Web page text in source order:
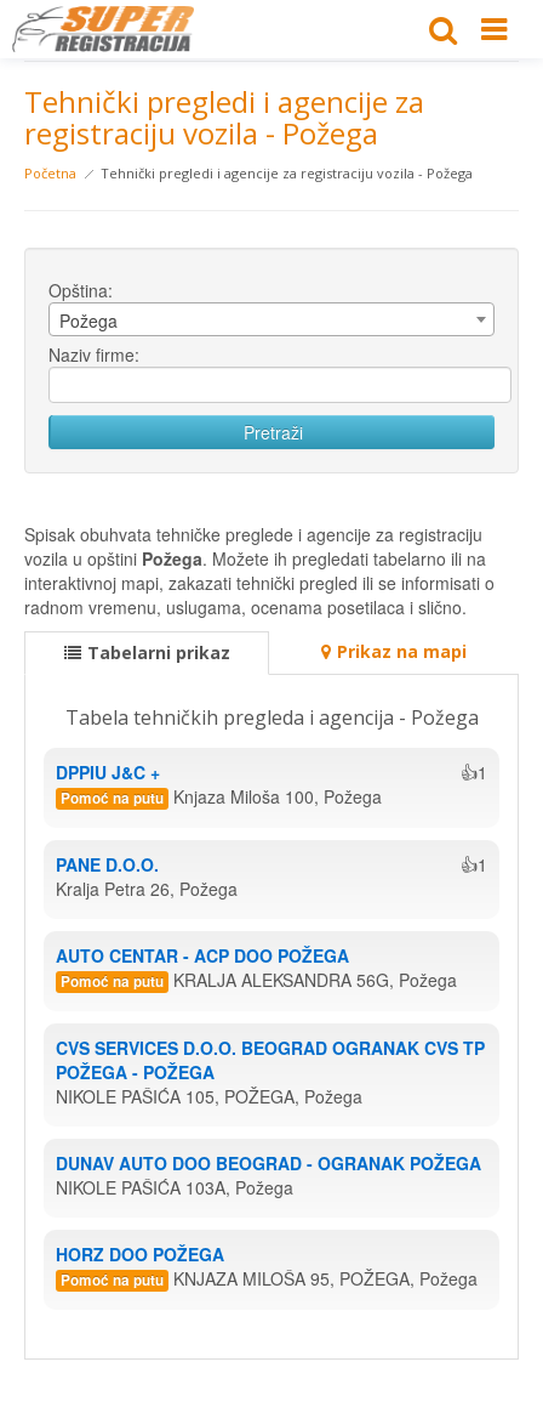
Tehnički pregledi i agencije za
registraciju vozila - Požega
Početna Tehnički pregledi i agencije za registraciju vozila - Požega
Opština:
Požega
Naziv firme:
Spisak obuhvata tehničke preglede i agencije za registraciju
vozila u opštini Požega. Možete ih pregledati tabelarno ili na
interaktivnoj mapi, zakazati tehnički pregled ili se informisati o
radnom vremenu, uslugama, ocenama posetilaca i slično.
Tabelarni prikaz Prikaz na mapi
Tabela tehničkih pregleda i agencija - Požega
DPPIU J&C + 👍1
Pomoć na putu Knjaza Miloša 100, Požega
PANE D.O.O.
👍1
Kralja Petra 26, Požega
AUTO CENTAR - ACP DOO POŽEGA
Pomoć na putu KRALJA ALEKSANDRA 56G, Požega
CVS SERVICES D.O.O. BEOGRAD OGRANAK CVS TP
POŽEGA - POŽEGA
NIKOLE PAŠIĆA 105, POŽEGA, Požega
DUNAV AUTO DOO BEOGRAD - OGRANAK POŽEGA
NIKOLE PAŠIĆA 103A, Požega
HORZ DOO POŽEGA
Pomoć na putu KNJAZA MILOŠA 95, POŽEGA, Požega